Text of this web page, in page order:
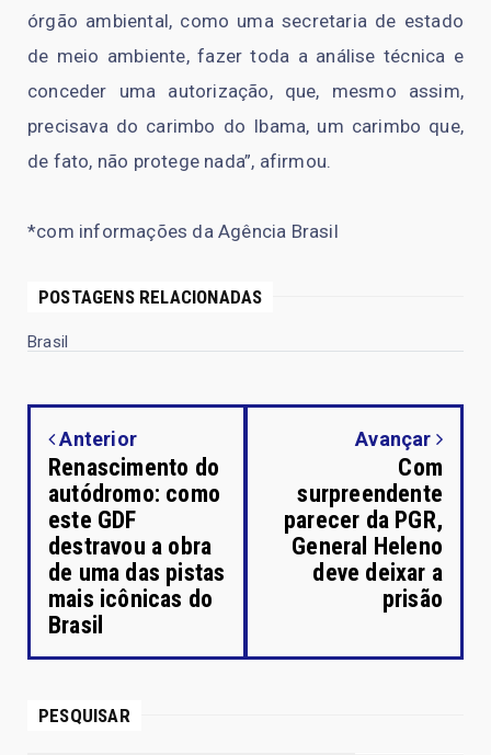
órgão ambiental, como uma secretaria de estado
de meio ambiente, fazer toda a análise técnica e
conceder uma autorização, que, mesmo assim,
precisava do carimbo do Ibama, um carimbo que,
de fato, não protege nada”, afirmou.
*com informações da Agência Brasil
POSTAGENS RELACIONADAS
Brasil
Anterior
Renascimento do
autódromo: como
este GDF
destravou a obra
de uma das pistas
mais icônicas do
Brasil
Avançar
Com
surpreendente
parecer da PGR,
General Heleno
deve deixar a
prisão
PESQUISAR